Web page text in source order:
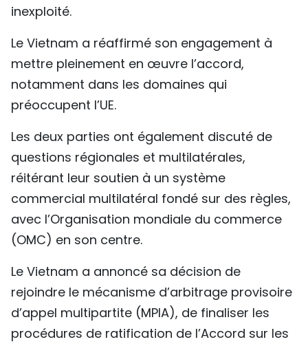
inexploité.
Le Vietnam a réaffirmé son engagement à
mettre pleinement en œuvre l’accord,
notamment dans les domaines qui
préoccupent l’UE.
Les deux parties ont également discuté de
questions régionales et multilatérales,
réitérant leur soutien à un système
commercial multilatéral fondé sur des règles,
avec l’Organisation mondiale du commerce
(OMC) en son centre.
Le Vietnam a annoncé sa décision de
rejoindre le mécanisme d’arbitrage provisoire
d’appel multipartite (MPIA), de finaliser les
procédures de ratification de l’Accord sur les